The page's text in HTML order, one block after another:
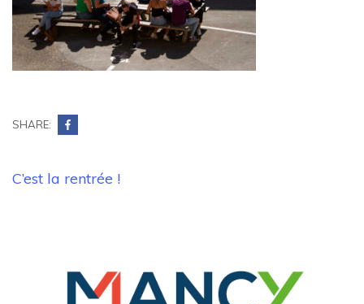
SHARE:
Navigation
C’est la rentrée !